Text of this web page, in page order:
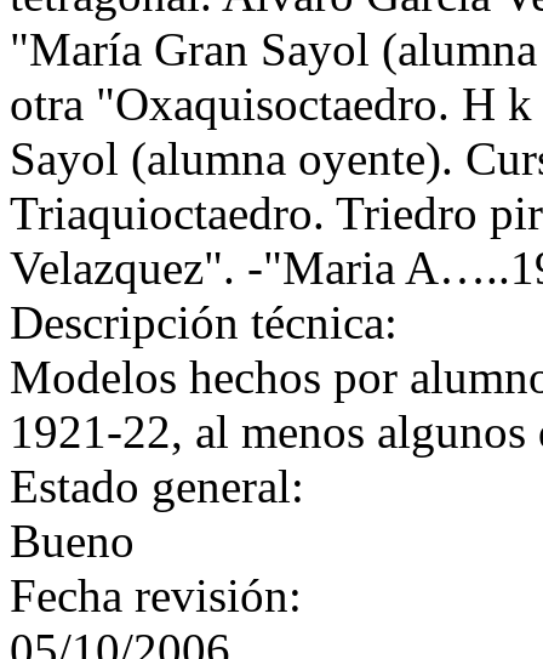
"María Gran Sayol
otra "Oxaquisoctaedro. H
Sayol (alumna oyente).
Triaquioctaedro. Triedro
Velazquez". -"Maria
Descripción técnica:
Modelos hechos por
1921-22, al menos algunos
Estado general:
Bueno
Fecha revisión: